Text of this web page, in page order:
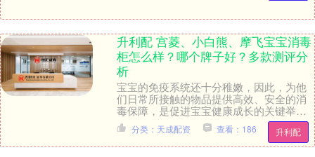
升利配 宫菱、小白熊、摩飞宝宝消毒
柜怎么样？哪个牌子好？多款测评分
析
宝宝的免疫系统还十分稚嫩，因此，为他
们日常所接触的物品提供高效、安全的消
毒保障，是促进宝宝健康成长的关键举
措。然而，传统的高温水煮方法和普通宝
宝消毒柜在应对顽固....
升利配
分类：天成配资 查看：186